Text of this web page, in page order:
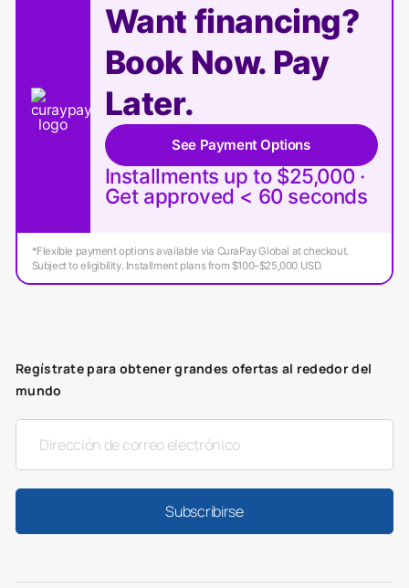
Want financing?
Book Now. Pay
Later.
See Payment Options
Installments up to $25,000 ·
Get approved < 60 seconds
*Flexible payment options available via CuraPay Global at checkout.
Subject to eligibility. Installment plans from $100–$25,000 USD.
Regístrate para obtener grandes ofertas al rededor del
mundo
Subscribirse